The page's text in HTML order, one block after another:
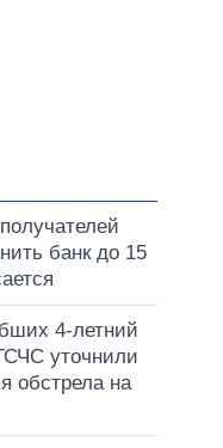
банк до 15
4-летний
уточнили
обстрела на